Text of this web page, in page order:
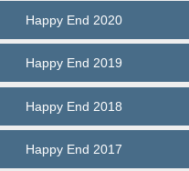
Happy End 2020
Happy End 2019
Happy End 2018
Happy End 2017